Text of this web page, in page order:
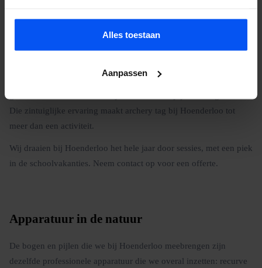
Alles toestaan
Aanpassen
De nabijheid van het Kroondomein en de Hoge Veluwe geeft
Hoenderloo een setting die de archery tag ervaring versterkt. De
spechten die in de bomen boven het speelveld kloppen, en de
Die zintuiglijke ervaring maakt archery tag bij Hoenderloo tot
meer dan een activiteit.
Wij draaien bij Hoenderloo het hele jaar door sessies, met een piek
in de schoolvakanties. Neem contact op voor een offerte.
Apparatuur in de natuur
De bogen en pijlen die we bij Hoenderloo meebrengen zijn
dezelfde professionele apparatuur die we overal inzetten: recurve